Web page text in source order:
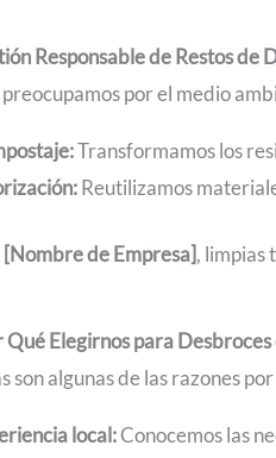
Responsable de Restos de
preocupamos por el medio
Transformamos los
Reutilizamos
[Nombre de Empresa], limpias
Qué Elegirnos para
son algunas de las razones
local:Conocemos las